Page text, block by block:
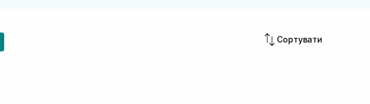
Сортувати